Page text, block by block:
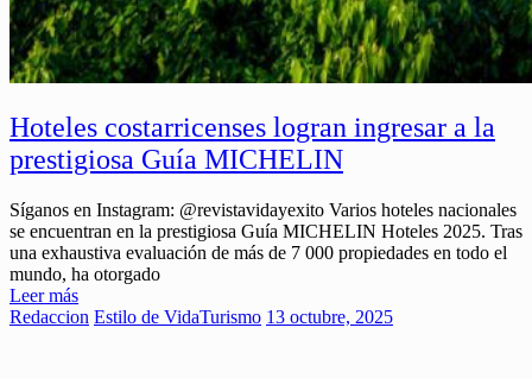
Hoteles costarricenses logran ingresar a la
prestigiosa Guía MICHELIN
Síganos en Instagram: @revistavidayexito Varios hoteles nacionales
se encuentran en la prestigiosa Guía MICHELIN Hoteles 2025. Tras
una exhaustiva evaluación de más de 7 000 propiedades en todo el
mundo, ha otorgado
Leer más
Redaccion Estilo de VidaTurismo 13 octubre, 2025